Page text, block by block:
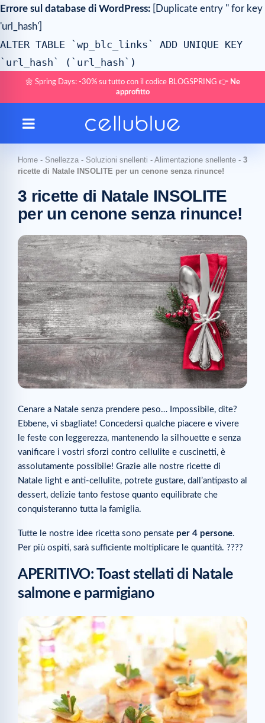
Errore sul database di WordPress: [Duplicate entry '' for key
'url_hash']
ALTER TABLE `wp_blc_links` ADD UNIQUE KEY
`url_hash` (`url_hash`)
🌼 Spring Days: -30% su tutto con il codice BLOGSPRING 👉 Ne
approfitto
Home - Snellezza - Soluzioni snellenti - Alimentazione snellente - 3
ricette di Natale INSOLITE per un cenone senza rinunce!
3 ricette di Natale INSOLITE
per un cenone senza rinunce!
Cenare a Natale senza prendere peso… Impossibile, dite?
Ebbene, vi sbagliate! Concedersi qualche piacere e vivere
le feste con leggerezza, mantenendo la silhouette e senza
vanificare i vostri sforzi contro cellulite e cuscinetti, è
assolutamente possibile! Grazie alle nostre ricette di
Natale light e anti-cellulite, potrete gustare, dall’antipasto al
dessert, delizie tanto festose quanto equilibrate che
conquisteranno tutta la famiglia.
Tutte le nostre idee ricetta sono pensate per 4 persone.
Per più ospiti, sarà sufficiente moltiplicare le quantità. ????
APERITIVO: Toast stellati di Natale
salmone e parmigiano